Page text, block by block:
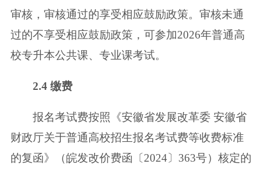
审核，审核通过的享受相应鼓励政策。审核未通
过的不享受相应鼓励政策，可参加2026年普通高
校专升本公共课、专业课考试。
2.4 缴费
报名考试费按照《安徽省发展改革委 安徽省
财政厅关于普通高校招生报名考试费等收费标准
的复函》（皖发改价费函〔2024〕363号）核定的